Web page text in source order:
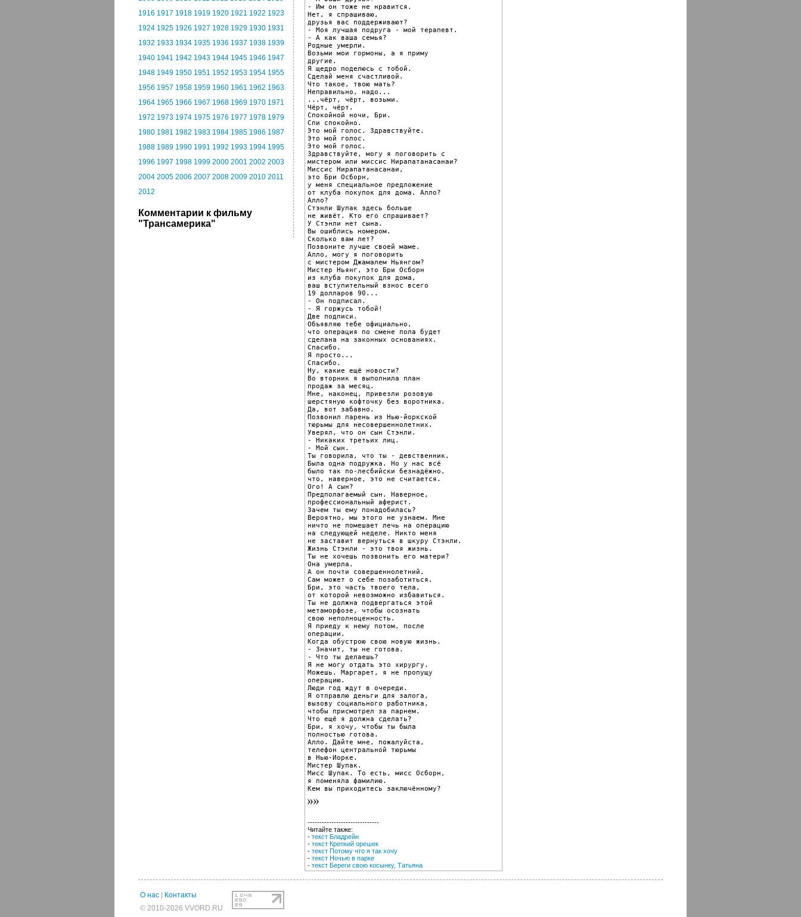
1916 1917 1918 1919 1920 1921 1922 1923
1924 1925 1926 1927 1928 1929 1930 1931
1932 1933 1934 1935 1936 1937 1938 1939
1940 1941 1942 1943 1944 1945 1946 1947
1948 1949 1950 1951 1952 1953 1954 1955
1956 1957 1958 1959 1960 1961 1962 1963
1964 1965 1966 1967 1968 1969 1970 1971
1972 1973 1974 1975 1976 1977 1978 1979
1980 1981 1982 1983 1984 1985 1986 1987
1988 1989 1990 1991 1992 1993 1994 1995
1996 1997 1998 1999 2000 2001 2002 2003
2004 2005 2006 2007 2008 2009 2010 2011
2012
Комментарии к фильму
"Трансамерика"
- Им он тоже не нравится.
Нет, я спрашиваю,
друзья вас поддерживают?
- Моя лучшая подруга - мой терапевт.
- А как ваша семья?
Родные умерли.
Возьми мои гормоны, а я приму
другие.
Я щедро поделюсь с тобой.
Сделай меня счастливой.
Что такое, твою мать?
Неправильно, надо...
...чёрт, чёрт, возьми.
Чёрт, чёрт.
Спокойной ночи, Бри.
Спи спокойно.
Это мой голос. Здравствуйте.
Это мой голос.
Это мой голос.
Здравствуйте, могу я поговорить с
мистером или миссис Нирапатанасанаи?
Миссис Нирапатанасанаи,
это Бри Осборн,
у меня специальное предложение
от клуба покупок для дома. Алло?
Алло?
Стэнли Шупак здесь больше
не живёт. Кто его спрашивает?
У Стэнли нет сына.
Вы ошиблись номером.
Сколько вам лет?
Позвоните лучше своей маме.
Алло, могу я поговорить
с мистером Джамалем Ньянгом?
Мистер Ньянг, это Бри Осборн
из клуба покупок для дома,
ваш вступительный взнос всего
19 долларов 90...
- Он подписал.
- Я горжусь тобой!
Две подписи.
Объявляю тебе официально,
что операция по смене пола будет
сделана на законных основаниях.
Спасибо.
Я просто...
Спасибо.
Ну, какие ещё новости?
Во вторник я выполнила план
продаж за месяц.
Мне, наконец, привезли розовую
шерстяную кофточку без воротника.
Да, вот забавно.
Позвонил парень из Нью-йоркской
тюрьмы для несовершеннолетних.
Уверял, что он сын Стэнли.
- Никаких третьих лиц.
- Мой сын.
Ты говорила, что ты - девственник.
Была одна подружка. Но у нас всё
было так по-лесбийски безнадёжно,
что, наверное, это не считается.
Ого! А сын?
Предполагаемый сын. Наверное,
профессиональный аферист.
Зачем ты ему понадобилась?
Вероятно, мы этого не узнаем. Мне
ничто не помешает лечь на операцию
на следующей неделе. Никто меня
не заставит вернуться в шкуру Стэнли.
Жизнь Стэнли - это твоя жизнь.
Ты не хочешь позвонить его матери?
Она умерла.
А он почти совершеннолетний.
Сам может о себе позаботиться.
Бри, это часть твоего тела,
от которой невозможно избавиться.
Ты не должна подвергаться этой
метаморфозе, чтобы осознать
свою неполноценность.
Я приеду к нему потом, после
операции.
Когда обустрою свою новую жизнь.
- Значит, ты не готова.
- Что ты делаешь?
Я не могу отдать это хирургу.
Можешь. Маргарет, я не пропущу
операцию.
Люди год ждут в очереди.
Я отправлю деньги для залога,
вызову социального работника,
чтобы присмотрел за парнем.
Что ещё я должна сделать?
Бри, я хочу, чтобы ты была
полностью готова.
Алло. Дайте мне, пожалуйста,
телефон центральной тюрьмы
в Нью-Иорке.
Мистер Шупак.
Мисс Шупак. То есть, мисс Осборн,
я поменяла фамилию.
Кем вы приходитесь заключённому?
------------------------------
Читайте также:
- текст Бладрейн
- текст Крепкий орешек
- текст Потому что я так хочу
- текст Ночью в парке
- текст Береги свою косынку, Татьяна
О нас
Контакты
© 2010-2026 VVORD.RU